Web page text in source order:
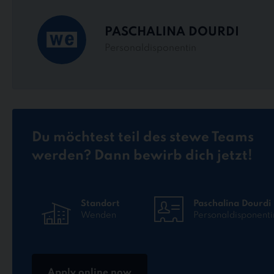
PASCHALINA DOURDI
Du möchtest teil des stewe Teams
werden? Dann bewirb dich jetzt!
Standort
Wenden
Paschalina Dourdi